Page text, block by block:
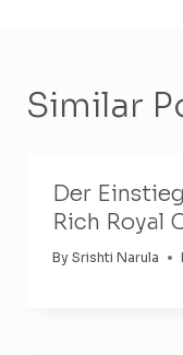
Similar
Der
Rich Royal
By Srishti Narula